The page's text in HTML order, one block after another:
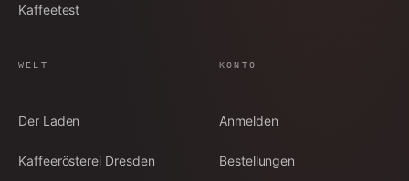
Kaffeetest
WELT
Der Laden
Kaffeerösterei Dresden
KONTO
Anmelden
Bestellungen